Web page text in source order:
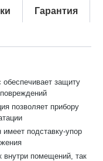
Гарантия
обеспечивает защиту
позволяет прибору
подставку-упор
внутри помещений, так